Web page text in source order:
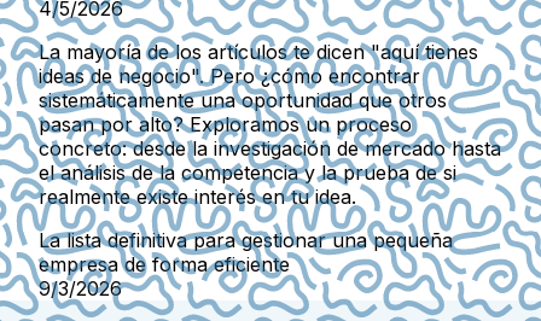
4/5/2026
La mayoría de los artículos te dicen "aquí tienes
ideas de negocio". Pero ¿cómo encontrar
sistemáticamente una oportunidad que otros
pasan por alto? Exploramos un proceso
concreto: desde la investigación de mercado hasta
el análisis de la competencia y la prueba de si
realmente existe interés en tu idea.
La lista definitiva para gestionar una pequeña
empresa de forma eficiente
9/3/2026